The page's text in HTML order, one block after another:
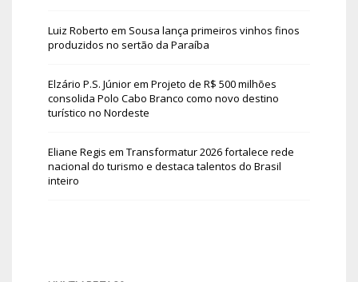
Luiz Roberto em Sousa lança primeiros vinhos finos
produzidos no sertão da Paraíba
Elzário P.S. Júniorem Projeto de R$ 500 milhões
consolida Polo Cabo Branco como novo destino
turístico no Nordeste
Eliane Regis em Transformatur 2026 fortalece rede
nacional do turismo e destaca talentos do Brasil
inteiro